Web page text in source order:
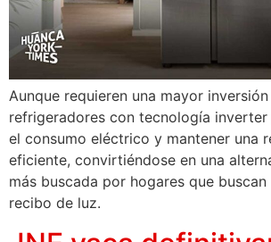
Aunque requieren una mayor
refrigeradores con tecnología
el consumo eléctrico y mantener una
eficiente, convirtiéndose en una
más buscada por hogares que buscan
recibo de luz.